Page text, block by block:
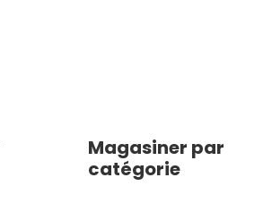
Magasiner par
catégorie